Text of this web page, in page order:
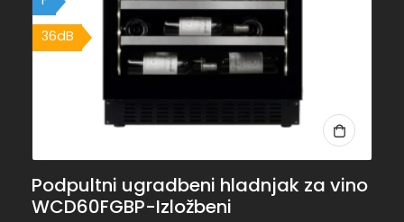
36dB
Podpultni ugradbeni hladnjak za vino
WCD60FGBP-Izložbeni